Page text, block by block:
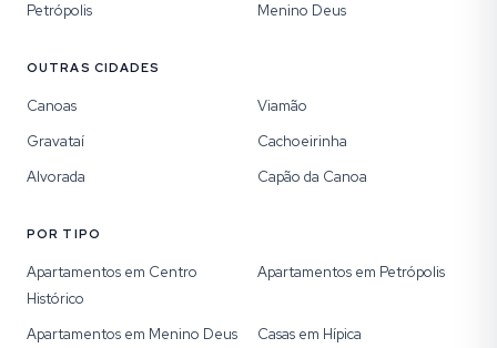
Petrópolis
Menino Deus
OUTRAS CIDADES
Canoas
Viamão
Gravataí
Cachoeirinha
Alvorada
Capão da Canoa
POR TIPO
Apartamentos em Centro
Histórico
Apartamentos em Petrópolis
Apartamentos em Menino Deus
Casas em Hípica